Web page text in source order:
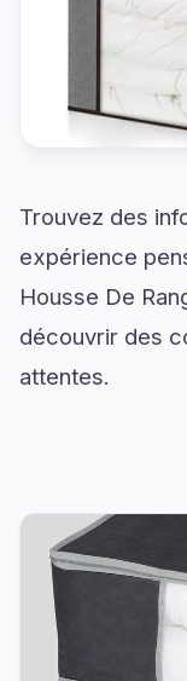
Trouvez des
expérience
Housse De
découvrir des
attentes.